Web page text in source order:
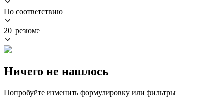
По соответствию
20 резюме
Ничего не нашлось
Попробуйте изменить формулировку или фильтры